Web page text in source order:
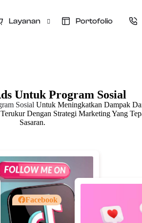
Layanan
Pelatihan Meta Ads & Tiktok Ads
CS Donatur & CRM Donasi
Konsultasi Fundraising
Portofolio
Untuk Program Sosial
Sosial Untuk Meningkatkan Dampak
Dengan Strategi Marketing Yang
Sasaran.
Facebook